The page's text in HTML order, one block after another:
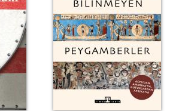
Bilinmeyen
Peygamberler